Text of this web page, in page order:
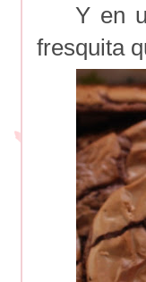
Y en un
fresquita